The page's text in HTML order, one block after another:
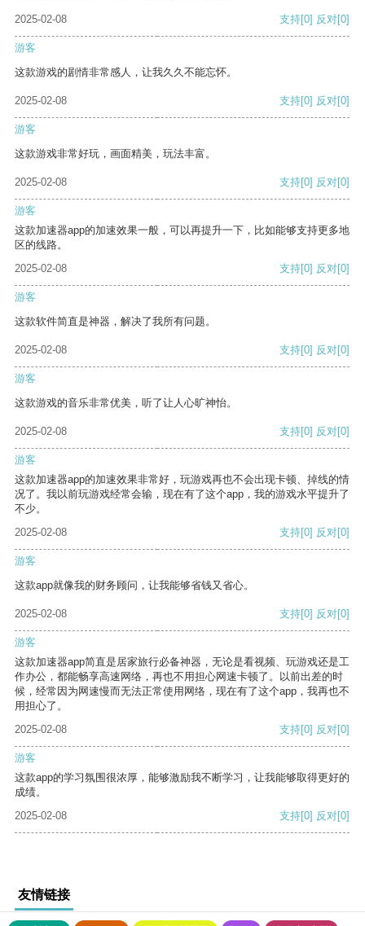
2025-02-08 支持[0] 反对[0]
游客
这款游戏的剧情非常感人，让我久久不能忘怀。
2025-02-08 支持[0] 反对[0]
游客
这款游戏非常好玩，画面精美，玩法丰富。
2025-02-08 支持[0] 反对[0]
游客
这款加速器app的加速效果一般，可以再提升一下，比如能够支持更多地
区的线路。
2025-02-08
支持[0] 反对[0]
游客
这款软件简直是神器，解决了我所有问题。
2025-02-08 支持[0] 反对[0]
游客
这款游戏的音乐非常优美，听了让人心旷神怡。
2025-02-08 支持[0] 反对[0]
游客
这款加速器app的加速效果非常好，玩游戏再也不会出现卡顿、掉线的情
况了。我以前玩游戏经常会输，现在有了这个app，我的游戏水平提升了
不少。
2025-02-08
支持[0] 反对[0]
游客
这款app就像我的财务顾问，让我能够省钱又省心。
2025-02-08 支持[0] 反对[0]
游客
这款加速器app简直是居家旅行必备神器，无论是看视频、玩游戏还是工
作办公，都能畅享高速网络，再也不用担心网速卡顿了。以前出差的时
候，经常因为网速慢而无法正常使用网络，现在有了这个app，我再也不
用担心了。
2025-02-08
支持[0] 反对[0]
游客
这款app的学习氛围很浓厚，能够激励我不断学习，让我能够取得更好的
成绩。
2025-02-08
支持[0] 反对[0]
友情链接